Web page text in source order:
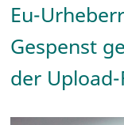
Eu-
Gespenst
der